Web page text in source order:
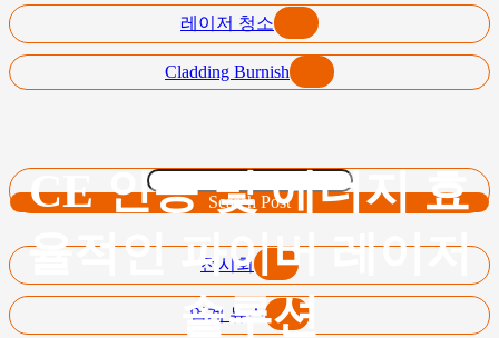
레이저 청소
Cladding Burnish
Search Post
전시회
업계 뉴스
CE 인증 및 에너지 효
율적인 파이버 레이저
솔루션